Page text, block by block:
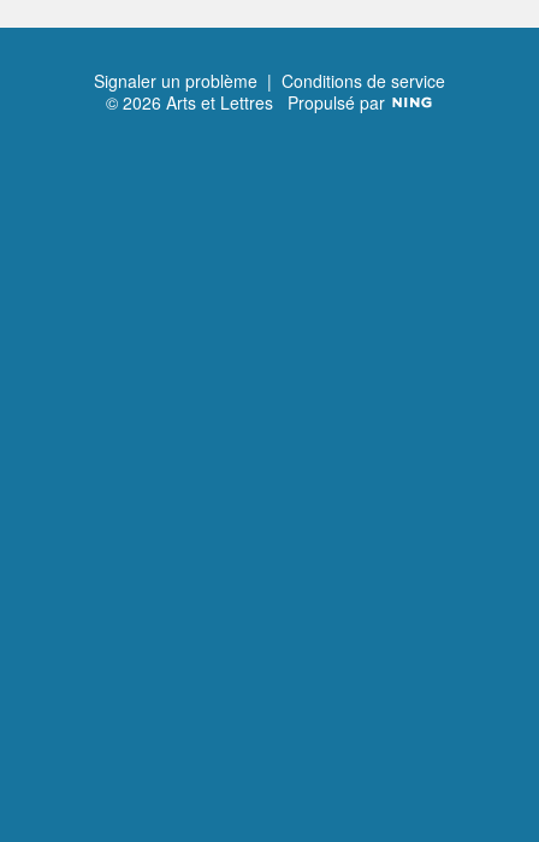
Signaler un problème | Conditions de service
© 2026 Arts et Lettres Propulsé par